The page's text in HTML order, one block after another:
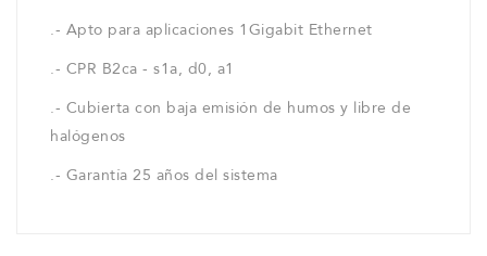
.- Apto para aplicaciones 1Gigabit Ethernet
.- CPR B2ca - s1a, d0, a1
.- Cubierta con baja emisión de humos y libre de
halógenos
.- Garantía 25 años del sistema